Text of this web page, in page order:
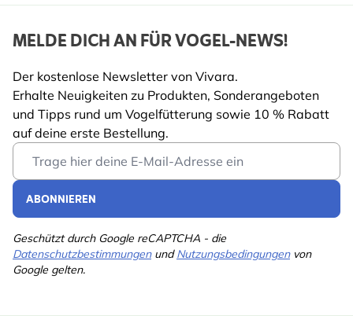
MELDE DICH AN FÜR VOGEL-NEWS!
Der kostenlose Newsletter von Vivara.
Erhalte Neuigkeiten zu Produkten, Sonderangeboten
und Tipps rund um Vogelfütterung sowie 10 % Rabatt
auf deine erste Bestellung.
Email Address
ABONNIEREN
Geschützt durch Google reCAPTCHA - die
DatenschutzbestimmungenundNutzungsbedingungenvon
Google gelten.